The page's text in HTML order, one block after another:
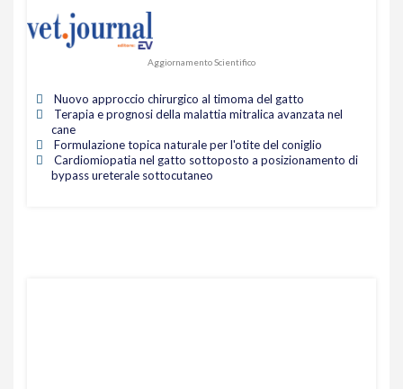
Aggiornamento Scientifico
Nuovo approccio chirurgico al timoma del gatto
Terapia e prognosi della malattia mitralica avanzata nel
cane
Formulazione topica naturale per l'otite del coniglio
Cardiomiopatia nel gatto sottoposto a posizionamento di
bypass ureterale sottocutaneo